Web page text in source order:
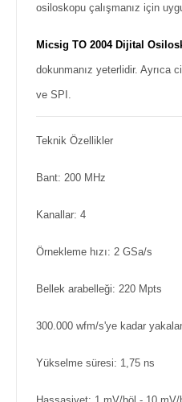
osiloskopu çalışmanız için
Micsig TO 2004 Dijital
dokunmanız yeterlidir. Ayrıca
ve SPI.
Teknik Özellikler
Bant: 200 MHz
Kanallar: 4
Örnekleme hızı: 2 GSa/s
Bellek arabelleği: 220 Mpts
300.000 wfm/s'ye kadar
Yükselme süresi: 1,75 ns